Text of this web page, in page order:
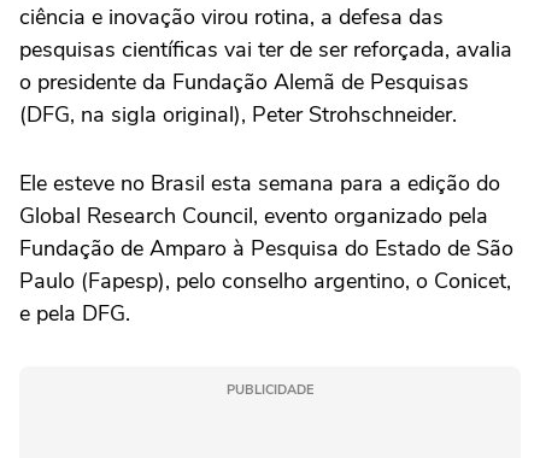
ciência e inovação virou rotina, a defesa das
pesquisas científicas vai ter de ser reforçada, avalia
o presidente da Fundação Alemã de Pesquisas
(DFG, na sigla original), Peter Strohschneider.
Ele esteve no Brasil esta semana para a edição do
Global Research Council, evento organizado pela
Fundação de Amparo à Pesquisa do Estado de São
Paulo (Fapesp), pelo conselho argentino, o Conicet,
e pela DFG.
PUBLICIDADE